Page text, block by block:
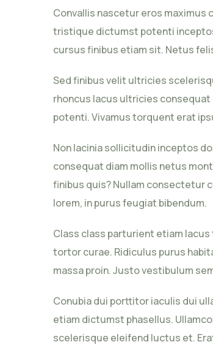
Convallis nascetur eros
tristique dictumst potenti
cursus finibus etiam sit. Netus
Sed finibus velit ultricies
rhoncus lacus ultricies
potenti. Vivamus torquent erat
Non lacinia sollicitudin inceptos
consequat diam mollis netus
finibus quis? Nullam consectetur
lorem, in purus feugiat bibendum.
Class class parturient etiam
tortor curae. Ridiculus purus
massa proin. Justo vestibulum
Conubia dui porttitor iaculis dui
etiam dictumst phasellus.
scelerisque eleifend luctus et.